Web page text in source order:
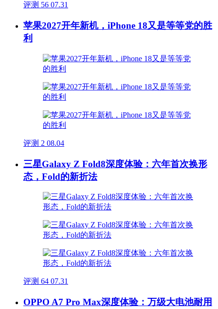
评测 56 07.31
苹果2027开年新机，iPhone 18又是等等党的胜
利
评测 2 08.04
三星Galaxy Z Fold8深度体验：六年首次换形
态，Fold的新折法
评测 64 07.31
OPPO A7 Pro Max深度体验：万级大电池耐用